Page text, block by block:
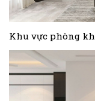
Khu vực phòng